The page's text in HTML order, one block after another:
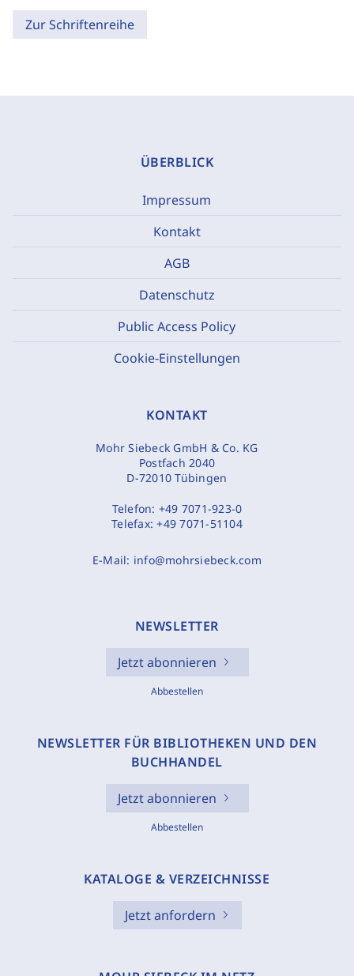
Zur Schriftenreihe
ÜBERBLICK
Impressum
Kontakt
AGB
Datenschutz
Public Access Policy
Cookie-Einstellungen
KONTAKT
Mohr Siebeck GmbH & Co. KG
Postfach 2040
D-72010 Tübingen
Telefon: +49 7071-923-0
Telefax:+49 7071-51104
E-Mail: info@mohrsiebeck.com
NEWSLETTER
Jetzt abonnieren
Abbestellen
NEWSLETTER FÜR BIBLIOTHEKEN UND DEN
BUCHHANDEL
Jetzt abonnieren
Abbestellen
KATALOGE & VERZEICHNISSE
Jetzt anfordern